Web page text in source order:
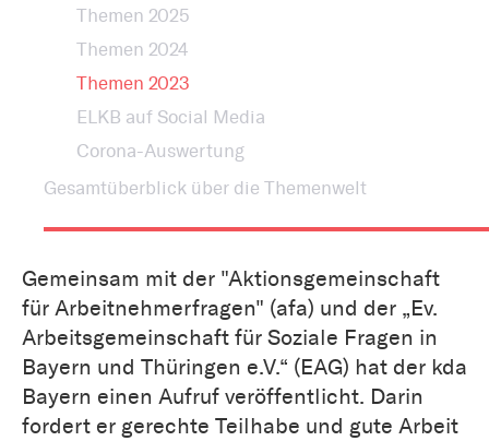
Themen 2025
Themen 2024
Themen 2023
ELKB auf Social Media
Corona-Auswertung
Gesamtüberblick über die Themenwelt
Gemeinsam mit der "Aktionsgemeinschaft
für Arbeitnehmerfragen" (afa) und der „Ev.
Arbeitsgemeinschaft für Soziale Fragen in
Bayern und Thüringen e.V.“ (EAG) hat der kda
Bayern einen Aufruf veröffentlicht. Darin
fordert er gerechte Teilhabe und gute Arbeit